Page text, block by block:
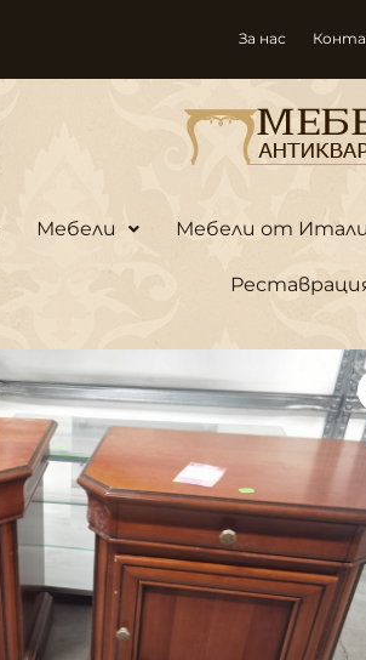
За нас
Мебели Мебели от